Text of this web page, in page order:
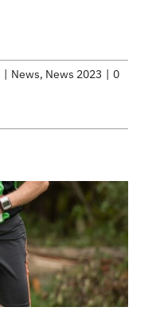
| News, News 2023 | 0